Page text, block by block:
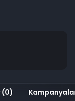
Değerlendirmeler (0)